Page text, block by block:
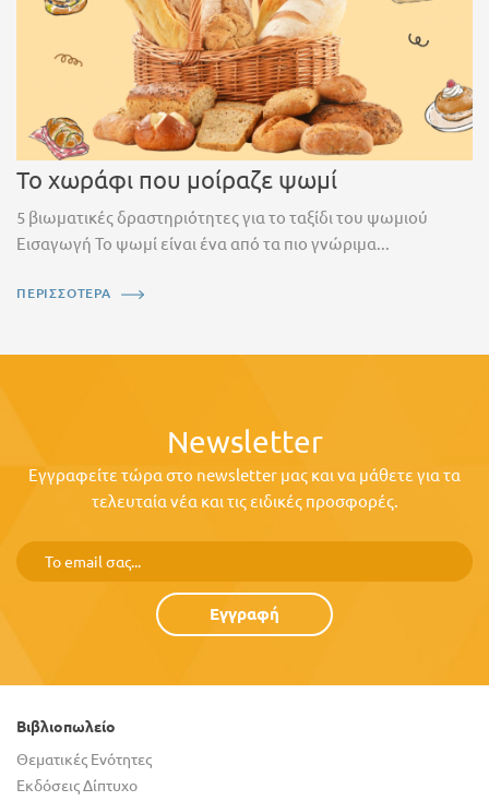
Το χωράφι που μοίραζε ψωμί
5 βιωματικές δραστηριότητες για το ταξίδι του ψωμιού
Εισαγωγή Το ψωμί είναι ένα από τα πιο γνώριμα...
ΠΕΡΙΣΣΟΤΕΡΑ
Newsletter
Εγγραφείτε τώρα στο newsletter μας και να μάθετε για τα
τελευταία νέα και τις ειδικές προσφορές.
Εγγραφή
Βιβλιοπωλείο
Θεματικές Ενότητες
Εκδόσεις Δίπτυχο